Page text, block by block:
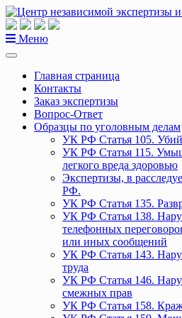
Перейти
к
содержанию
Меню
Главная страница
Контакты
Заказ экспертизы
Вопрос-Ответ
Образцы по уголовным делам
УК РФ Статья 105.
УК РФ Статья 115.
легкого вреда здоровью
Экспертизы, в
РФ.
УК РФ Статья 135.
УК РФ Статья 138.
телефонных
или иных сообщений
УК РФ Статья 143.
труда
УК РФ Статья 146.
смежных прав
УК РФ Статья 158.